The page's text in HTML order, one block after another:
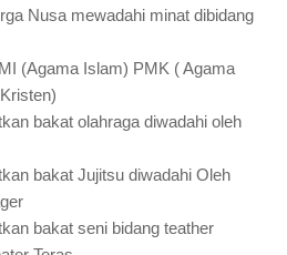
Nusa mewadahi minat dibidang
(Agama Islam) PMK ( Agama
bakat olahraga diwadahi oleh
bakat Jujitsu diwadahi Oleh
bakat seni bidang teather